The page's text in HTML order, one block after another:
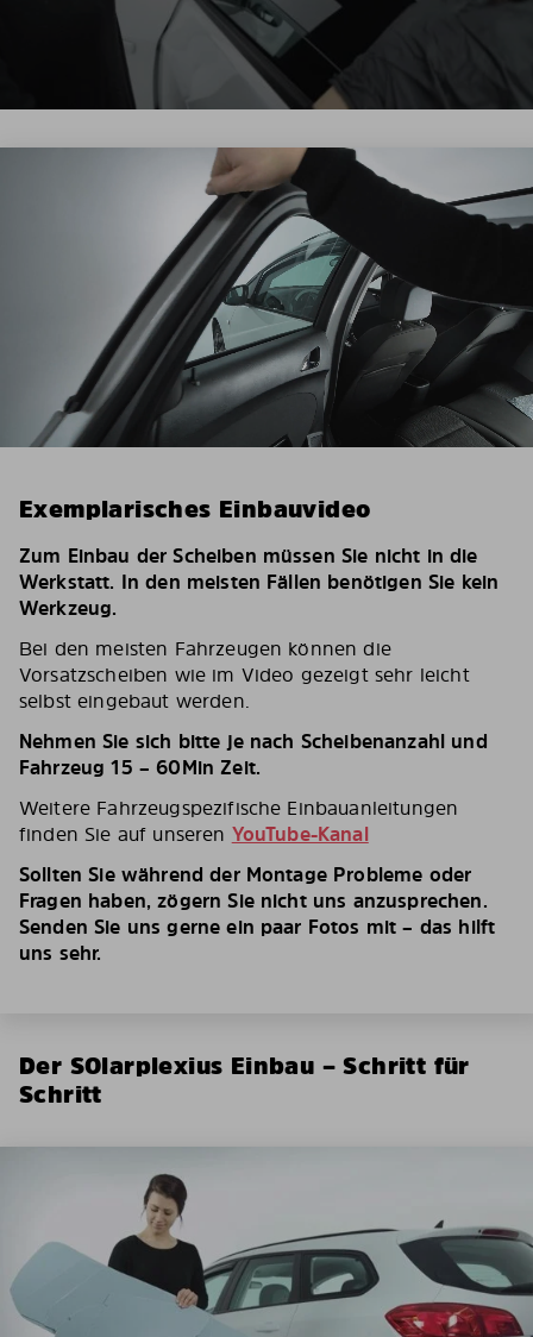
Exemplarisches Einbauvideo
Zum Einbau der Scheiben müssen Sie nicht in die
Werkstatt. In den meisten Fällen benötigen Sie kein
Werkzeug.
Bei den meisten Fahrzeugen können die
Vorsatzscheiben wie im Video gezeigt sehr leicht
selbst eingebaut werden.
Nehmen Sie sich bitte je nach Scheibenanzahl und
Fahrzeug 15 – 60Min Zeit.
Weitere Fahrzeugspezifische Einbauanleitungen
finden Sie auf unseren YouTube-Kanal
Sollten Sie während der Montage Probleme oder
Fragen haben, zögern Sie nicht uns anzusprechen.
Senden Sie uns gerne ein paar Fotos mit – das hilft
uns sehr.
Der SOlarplexius Einbau – Schritt für
Schritt